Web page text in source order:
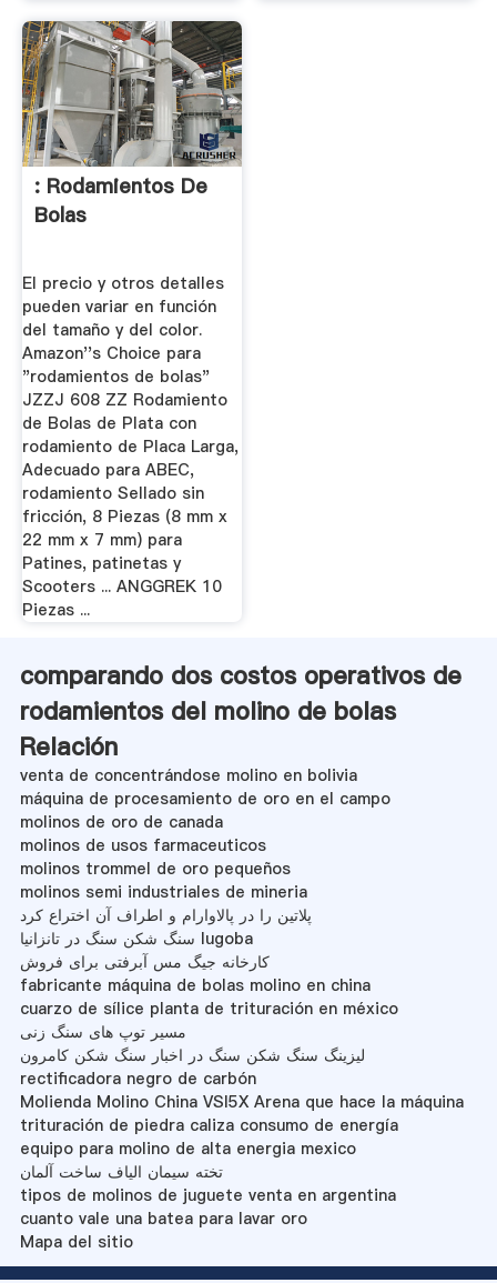
: Rodamientos De
Bolas
El precio y otros detalles
pueden variar en función
del tamaño y del color.
Amazon''s Choice para
"rodamientos de bolas"
JZZJ 608 ZZ Rodamiento
de Bolas de Plata con
rodamiento de Placa Larga,
Adecuado para ABEC,
rodamiento Sellado sin
fricción, 8 Piezas (8 mm x
22 mm x 7 mm) para
Patines, patinetas y
Scooters ... ANGGREK 10
Piezas ...
comparando dos costos operativos de
rodamientos del molino de bolas
Relación
venta de concentrándose molino en bolivia
máquina de procesamiento de oro en el campo
molinos de oro de canada
molinos de usos farmaceuticos
molinos trommel de oro pequeños
molinos semi industriales de mineria
پلاتین را در پالاوارام و اطراف آن اختراع کرد
سنگ شکن سنگ در تانزانیا lugoba
کارخانه جیگ مس آبرفتی برای فروش
fabricante máquina de bolas molino en china
cuarzo de sílice planta de trituración en méxico
مسیر توپ های سنگ زنی
لیزینگ سنگ شکن سنگ در اخبار سنگ شکن کامرون
rectificadora negro de carbón
Molienda Molino China VSI5X Arena que hace la máquina
trituración de piedra caliza consumo de energía
equipo para molino de alta energia mexico
تخته سیمان الیاف ساخت آلمان
tipos de molinos de juguete venta en argentina
cuanto vale una batea para lavar oro
Mapa del sitio